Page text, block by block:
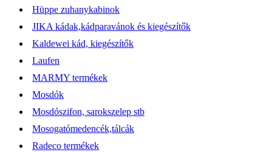
Hüppe zuhanykabinok
JIKA kádak,kádparavánok és kiegészítők
Kaldewei kád, kiegészítők
Laufen
MARMY termékek
Mosdók
Mosdószifon, sarokszelep stb
Mosogatómedencék,tálcák
Radeco termékek